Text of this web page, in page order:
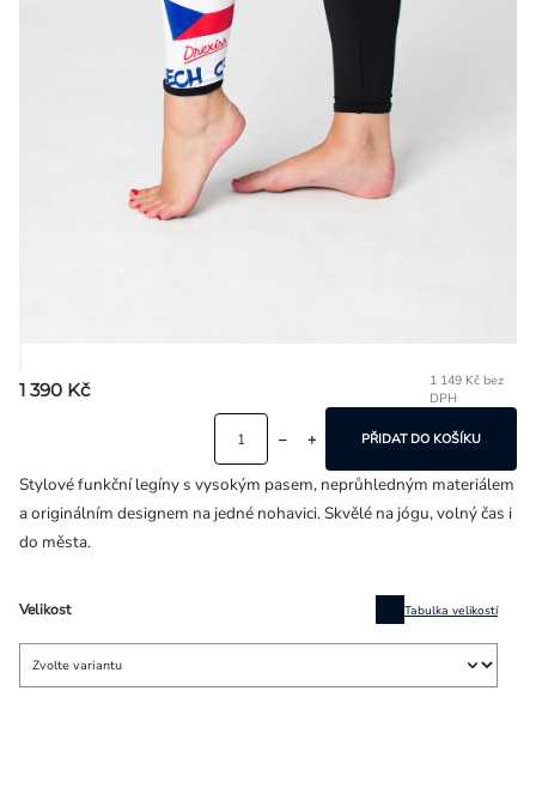
1 390 Kč
1 149 Kč bez
DPH
Velikost Tabulka velikostí
PŘIDAT DO KOŠÍKU
Stylové funkční legíny s vysokým pasem, neprůhledným materiálem
a originálním designem na jedné nohavici. Skvělé na jógu, volný čas i
do města.